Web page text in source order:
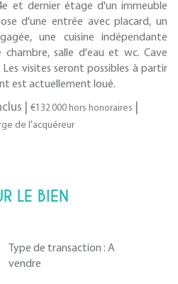
et dernier étage d'un immeuble
d'une entrée avec placard, un
une cuisine indépendante
chambre, salle d'eau et wc. Cave
visites seront possibles à partir
est actuellement loué.
€132 000 hors honoraires
de l'acquéreur
LE BIEN
Type de transaction : A
vendre